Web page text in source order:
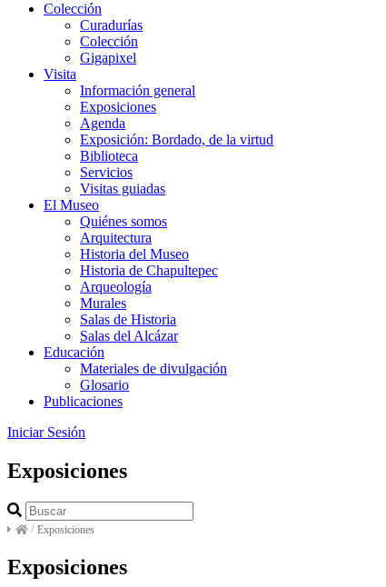
Colección
Curadurías
Colección
Gigapixel
Visita
Información general
Exposiciones
Agenda
Exposición: Bordado, de la virtud
Biblioteca
Servicios
Visitas guiadas
El Museo
Quiénes somos
Arquitectura
Historia del Museo
Historia de Chapultepec
Arqueología
Murales
Salas de Historia
Salas del Alcázar
Educación
Materiales de divulgación
Glosario
Publicaciones
Iniciar Sesión
Exposiciones
/ Exposiciones
Exposiciones